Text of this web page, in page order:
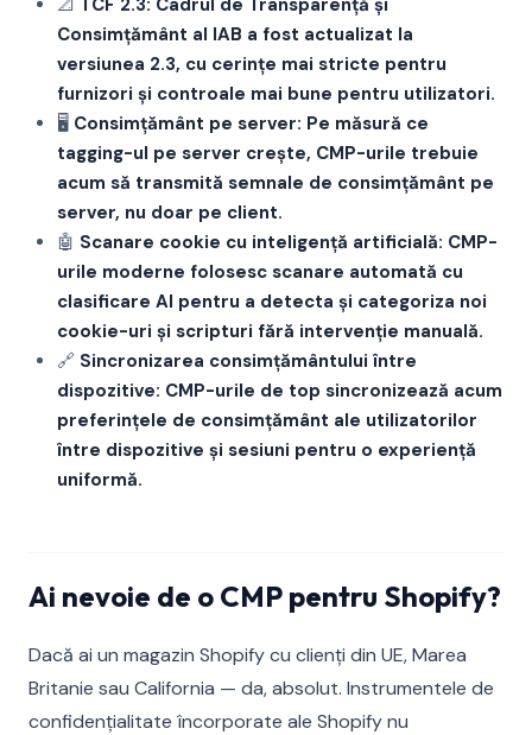
📐 TCF 2.3: Cadrul de Transparență și
Consimțământ al IAB a fost actualizat la
versiunea 2.3, cu cerințe mai stricte pentru
furnizori și controale mai bune pentru utilizatori.
🖥️ Consimțământ pe server: Pe măsură ce
tagging-ul pe server crește, CMP-urile trebuie
acum să transmită semnale de consimțământ pe
server, nu doar pe client.
🤖 Scanare cookie cu inteligență artificială: CMP-
urile moderne folosesc scanare automată cu
clasificare AI pentru a detecta și categoriza noi
cookie-uri și scripturi fără intervenție manuală.
🔗 Sincronizarea consimțământului între
dispozitive: CMP-urile de top sincronizează acum
preferințele de consimțământ ale utilizatorilor
între dispozitive și sesiuni pentru o experiență
uniformă.
Ai nevoie de o CMP pentru Shopify?
Dacă ai un magazin Shopify cu clienți din UE, Marea
Britanie sau California — da, absolut. Instrumentele de
confidențialitate încorporate ale Shopify nu